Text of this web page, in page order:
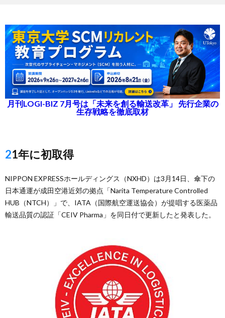
月刊LOGI-BIZ 7月号は「未来を創る輸送改革」 先行企業の
生存戦略を徹底取材
21年に初取得
NIPPON EXPRESSホールディングス（NXHD）は3月14日、傘下の
日本通運が成田空港近郊の拠点「Narita Temperature Controlled
HUB（NTCH）」で、IATA（国際航空運送協会）が提唱する医薬品
輸送品質の認証「CEIV Pharma」を同日付で更新したと発表した。